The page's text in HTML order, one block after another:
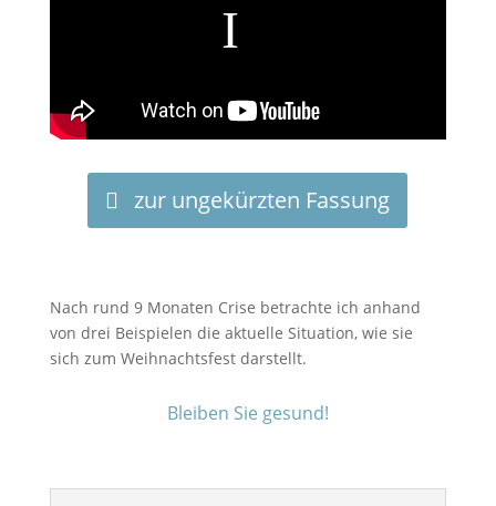
zur ungekürzten Fassung
Nach rund 9 Monaten Crise betrachte ich anhand
von drei Beispielen die aktuelle Situation, wie sie
sich zum Weihnachtsfest darstellt.
Bleiben Sie gesund!